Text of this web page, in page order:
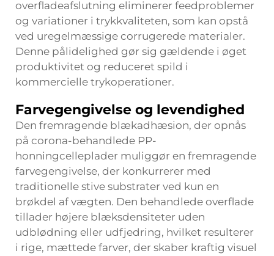
overfladeafslutning eliminerer feedproblemer
og variationer i trykkvaliteten, som kan opstå
ved uregelmæssige corrugerede materialer.
Denne pålidelighed gør sig gældende i øget
produktivitet og reduceret spild i
kommercielle trykoperationer.
Farvegengivelse og levendighed
Den fremragende blækadhæsion, der opnås
på corona-behandlede PP-
honningcelleplader muliggør en fremragende
farvegengivelse, der konkurrerer med
traditionelle stive substrater ved kun en
brøkdel af vægten. Den behandlede overflade
tillader højere blæksdensiteter uden
udblødning eller udfjedring, hvilket resulterer
i rige, mættede farver, der skaber kraftig visuel